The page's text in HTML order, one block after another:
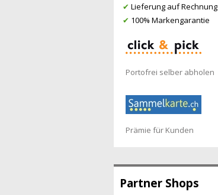
✔ Lieferung auf Rechnung
✔ 100% Markengarantie
Portofrei selber abholen
Prämie für Kunden
Partner Shops